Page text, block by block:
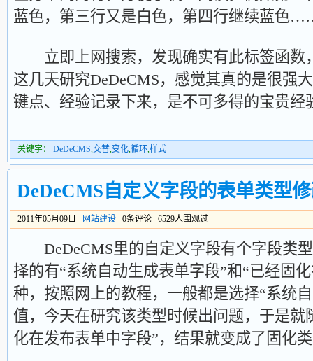
蓝色，第三行又是白色，第四行继续蓝色
立即上网搜索，发现确实有此标签函数
这几天研究DeDeCMS，感觉其真的是很强
键点、经验记录下来，是不可多得的宝贵经
关键字： DeDeCMS,交替,变化,循环,样式
DeDeCMS自定义字段的表单类型
2011年05月09日 网站建设 0条评论 6529人围观过
DeDeCMS里的自定义字段有个字段类
择的有“系统自动生成表单字段”和“已经固
种，按照网上的教程，一般都是选择“系统
值，今天在研究该类型时候出问题，于是就
化在发布表单中字段”，结果就变成了固化